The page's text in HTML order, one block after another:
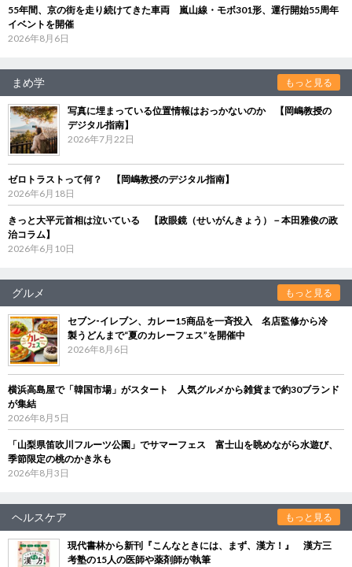
55年間、京の街を走り続けてきた車両 嵐山線・モボ301形、運行開始55周年
イベントを開催
2026年8月6日
まめ学 もっと見る
写真に埋まっている位置情報はおっかないのか 【岡嶋教授の
デジタル指南】
2026年7月22日
ゼロトラストって何？ 【岡嶋教授のデジタル指南】
2026年6月18日
きっと大平元首相は泣いている 【政眼鏡（せいがんきょう）－本田雅俊の政
治コラム】
2026年6月10日
グルメ もっと見る
セブン‐イレブン、カレー15商品を一斉投入 名店監修から冷
製うどんまで“夏のカレーフェス”を開催中
2026年8月6日
横浜高島屋で「韓国市場」がスタート 人気グルメから雑貨まで約30ブランド
が集結
2026年8月5日
「山梨県笛吹川フルーツ公園」でサマーフェス 富士山を眺めながら水遊び、
季節限定の桃のかき氷も
2026年8月3日
ヘルスケア もっと見る
現代書林から新刊『こんなときには、まず、漢方！』 漢方三
考塾の15人の医師や薬剤師が執筆